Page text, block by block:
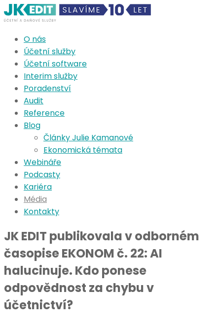
O nás
Účetní služby
Účetní software
Interim služby
Poradenství
Audit
Reference
Blog
Články Julie Kamanové
Ekonomická témata
Webináře
Podcasty
Kariéra
Média
Kontakty
JK EDIT publikovala v odborném
časopise EKONOM č. 22: AI
halucinuje. Kdo ponese
odpovědnost za chybu v
účetnictví?